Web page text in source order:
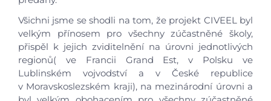
Všichni jsme se shodli na tom, že projekt CIVEEL byl
velkým přínosem pro všechny zúčastněné školy,
přispěl k jejich zviditelnění na úrovni jednotlivých
regionů( ve Francii Grand Est, v Polsku ve
Lublinském vojvodství a v České republice
v Moravskoslezském kraji), na mezinárodní úrovni a